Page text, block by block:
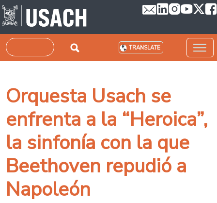
Skip to main content
Search TRANSLATE
Orquesta Usach se
enfrenta a la “Heroica”,
la sinfonía con la que
Beethoven repudió a
Napoleón